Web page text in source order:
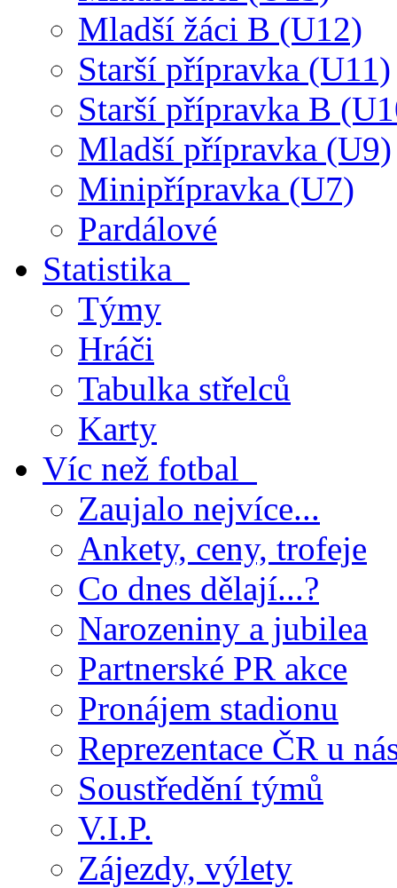
Mladší žáci B (U12)
Starší přípravka (U11)
Starší přípravka B
Mladší přípravka (U9)
Minipřípravka (U7)
Pardálové
Statistika
Týmy
Hráči
Tabulka střelců
Karty
Víc než fotbal
Zaujalo nejvíce...
Ankety, ceny, trofeje
Co dnes dělají...?
Narozeniny a jubilea
Partnerské PR akce
Pronájem stadionu
Reprezentace ČR u
Soustředění týmů
V.I.P.
Zájezdy, výlety